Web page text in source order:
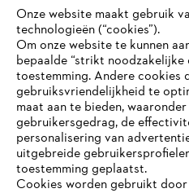
Bedrijf
Onze website maakt gebruik
technologieën (“cookies”).
Om onze website te kunnen
bepaalde “strikt noodzakelijke
toestemming. Andere cookies
gebruiksvriendelijkheid te
maat aan te bieden,
gebruikersgedrag, de
personalisering van
uitgebreide
toestemming geplaatst.
Cookies worden gebruikt